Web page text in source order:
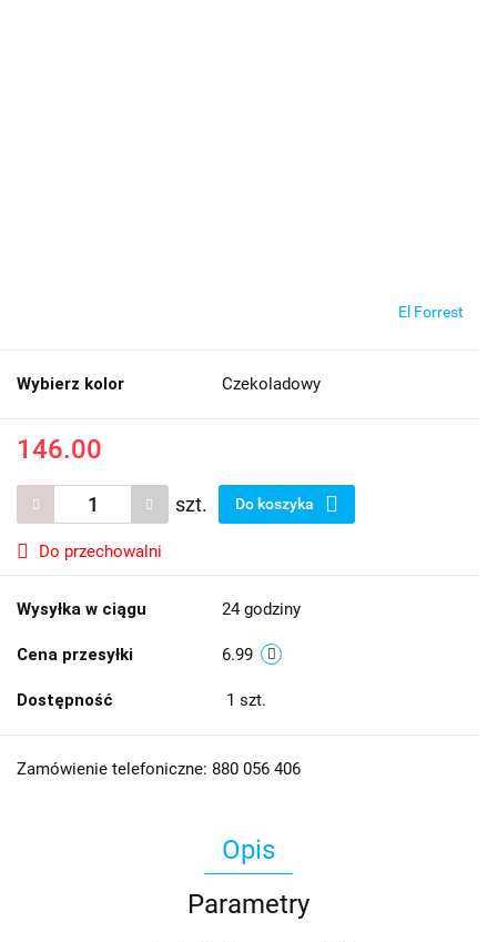
El Forrest
Wybierz kolor Czekoladowy
146.00
szt. Do koszyka
Do przechowalni
Wysyłka w ciągu 24 godziny
Cena przesyłki 6.99
Dostępność 1 szt.
Zamówienie telefoniczne: 880 056 406
Opis
Parametry